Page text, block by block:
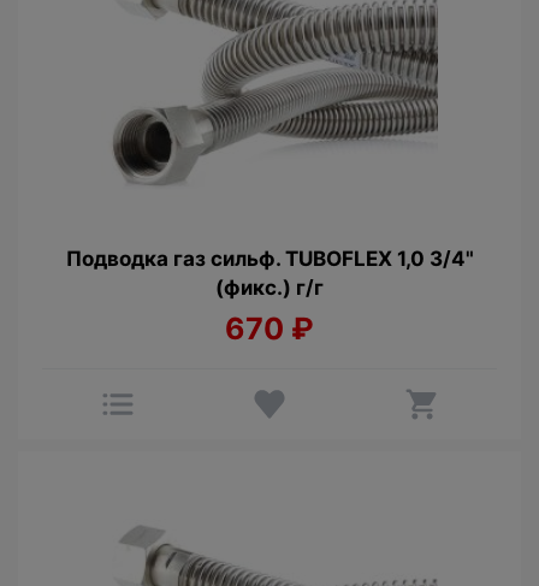
Подводка газ сильф. TUBOFLEX 1,0 3/4"
(фикс.) г/г
670 ₽